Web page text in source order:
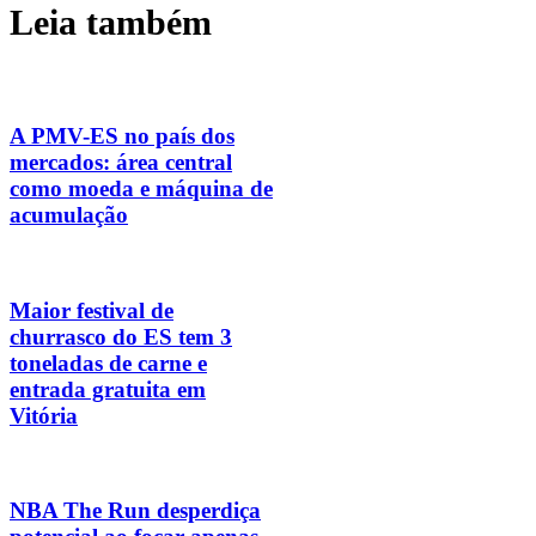
Leia também
A PMV-ES no país dos
mercados: área central
como moeda e máquina de
acumulação
Maior festival de
churrasco do ES tem 3
toneladas de carne e
entrada gratuita em
Vitória
NBA The Run desperdiça